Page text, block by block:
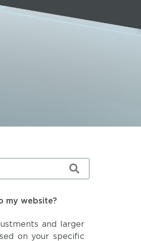
my website?
and larger
on your specific